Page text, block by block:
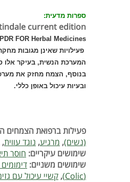
ספרות מדעית:
current edition
PDR FOR Herbal Medicines
פעילויות שאינן מגובות
המערכת הנשית, בעיקר אלו
בנוסף, הצמח מחזק את מערכת
ובעיות עיכול באופן כללי.
פעילות ברפואת הצמחים
(נשים), מרגיע, נוגד עווית,
שימושים עיקריים: חוסר
שימושים משניים:
(Colic)
, קשיי עיכול עם